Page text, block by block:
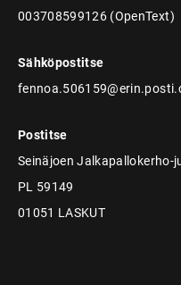
003708599126 (OpenText)
Sähköpostitse
Postitse
Seinäjoen Jalkapallokerho-
PL 59149
01051 LASKUT